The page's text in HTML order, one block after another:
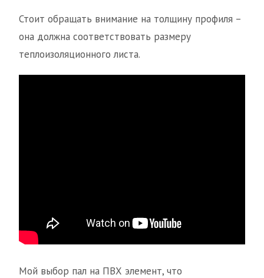
Стоит обращать внимание на толщину профиля –
она должна соответствовать размеру
теплоизоляционного листа.
Мой выбор пал на ПВХ элемент, что